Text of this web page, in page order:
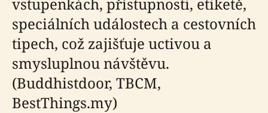
speciálních událostech a cestovních
tipech, což zajišťuje uctivou a
smysluplnou návštěvu.
(Buddhistdoor, TBCM,
BestThings.my)